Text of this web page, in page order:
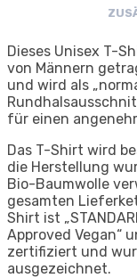
Dieses Unisex T-
von Männern
und wird als
für einen
Das T-Shirt wird
die Herstellung
Bio-Baumwolle
gesamten
Shirt ist
Approved Vegan“
zertifiziert und
ausgezeichnet.